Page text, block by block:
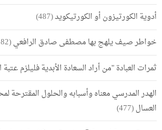
أدوية الكورتيزون أو الكورتيكويد(487)
خواطر صيف يلهج بها مصطفى صادق الرافعي(482)
ثمرات العبادة "من أراد السعادة الأبدية فليلزم عتبة
الهدر المدرسي معناه وأسبابه والحلول المقترحة
العسال(477)